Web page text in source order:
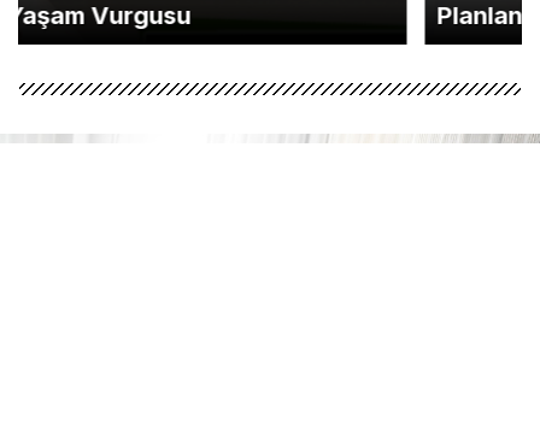
Planlanmalı?